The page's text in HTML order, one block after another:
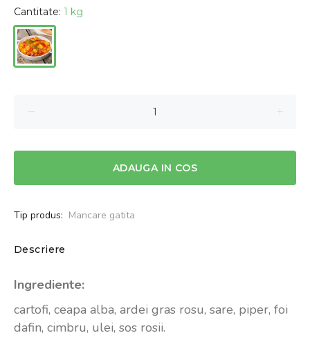
Cantitate: 1 kg
ADAUGA IN COS
Tip produs: Mancare gatita
Descriere
Ingrediente:
cartofi, ceapa alba, ardei gras rosu, sare, piper, foi
dafin, cimbru, ulei, sos rosii.